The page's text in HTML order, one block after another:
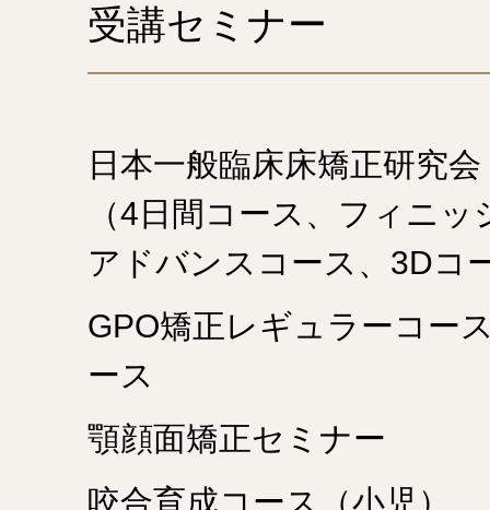
受講セミナー
日本一般臨床床矯正研究会
（4日間コース、フィニ
アドバンスコース、3Dコ
GPO矯正レギュラーコー
ース
顎顔面矯正セミナー
咬合育成コース（小児）